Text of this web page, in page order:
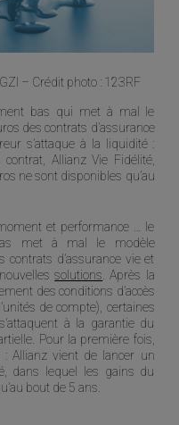
– Crédit photo : 123RF
bas qui met à mal le
des contrats d’assurance
s’attaque à la liquidité :
Allianz Vie Fidélité,
ne sont disponibles qu’au
et performance … le
met à mal le modèle
d’assurance vie et
solutions . Après la
des conditions d’accès
de compte), certaines
à la garantie du
Pour la première fois,
: Allianz vient de lancer un
dans lequel les gains du
bout de 5 ans.